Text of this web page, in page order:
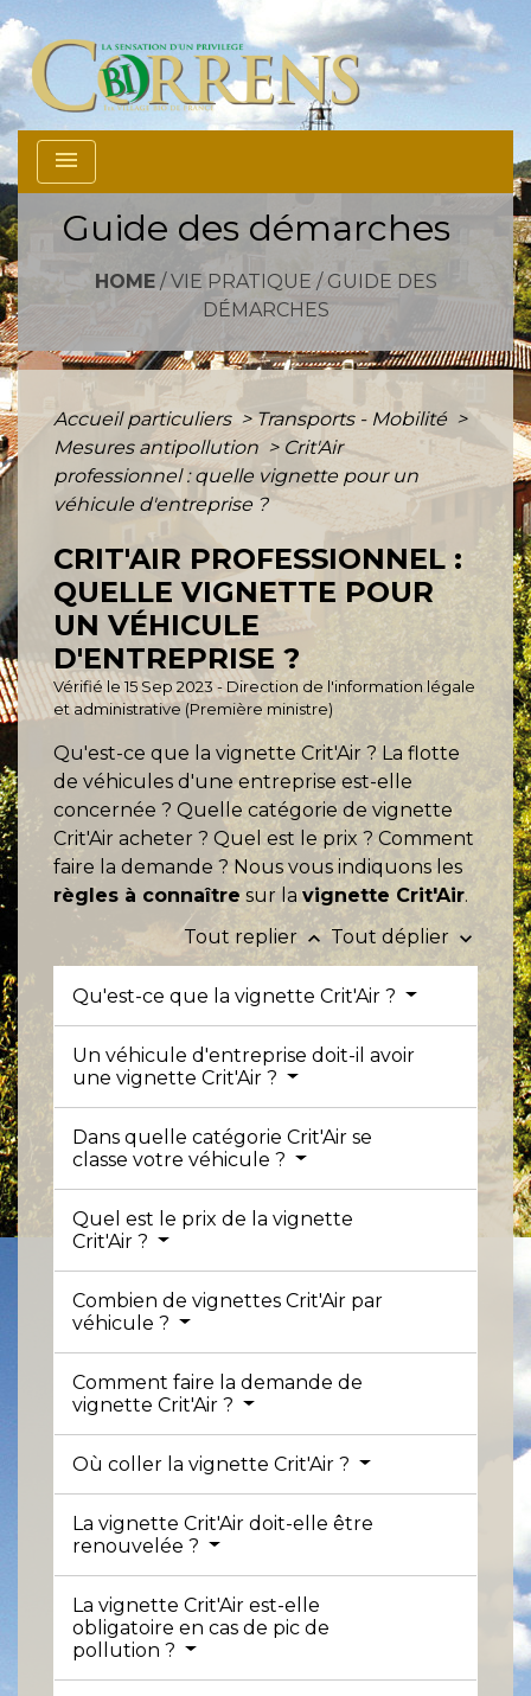
menu
Guide des démarches
HOME/ VIE PRATIQUE / GUIDE DES
DÉMARCHES
Accueil particuliers> Transports - Mobilité >
Mesures antipollution > Crit'Air
professionnel : quelle vignette pour un
véhicule d'entreprise ?
CRIT'AIR PROFESSIONNEL :
QUELLE VIGNETTE POUR
UN VÉHICULE
D'ENTREPRISE ?
Vérifié le 15 Sep 2023 - Direction de l'information légale
et administrative (Première ministre)
Qu'est-ce que la vignette Crit'Air ? La flotte
de véhicules d'une entreprise est-elle
concernée ? Quelle catégorie de vignette
Crit'Air acheter ? Quel est le prix ? Comment
faire la demande ? Nous vous indiquons les
règles à connaître sur la vignette Crit'Air.
Tout replier keyboard_arrow_up Tout déplier keyboard_arrow_down
Qu'est-ce que la vignette Crit'Air ?
Un véhicule d'entreprise doit-il avoir
une vignette Crit'Air ?
Dans quelle catégorie Crit'Air se
classe votre véhicule ?
Quel est le prix de la vignette
Crit'Air ?
Combien de vignettes Crit'Air par
véhicule ?
Comment faire la demande de
vignette Crit'Air ?
Où coller la vignette Crit'Air ?
La vignette Crit'Air doit-elle être
renouvelée ?
La vignette Crit'Air est-elle
obligatoire en cas de pic de
pollution ?